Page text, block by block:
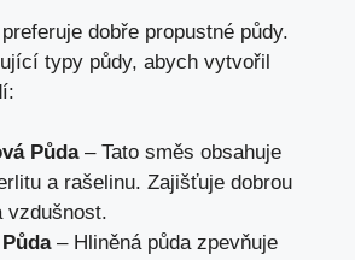
dobře propustné půdy.
typy půdy, abych vytvořil
Půda– Tato směs obsahuje
a rašelinu. Zajišťuje dobrou
vzdušnost.
– Hliněná půda zpevňuje